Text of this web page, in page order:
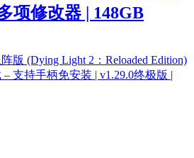
项修改器 | 148GB